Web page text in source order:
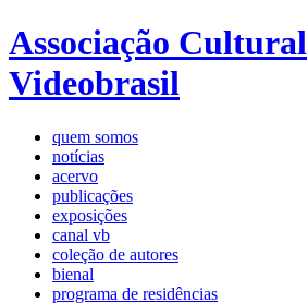
Associação Cultural
Videobrasil
quem somos
notícias
acervo
publicações
exposições
canal vb
coleção de autores
bienal
programa de residências